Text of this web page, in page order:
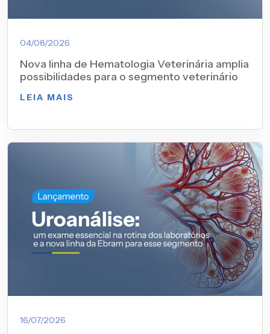
04/08/2026
Nova linha de Hematologia Veterinária amplia
possibilidades para o segmento veterinário
LEIA MAIS
16/07/2026